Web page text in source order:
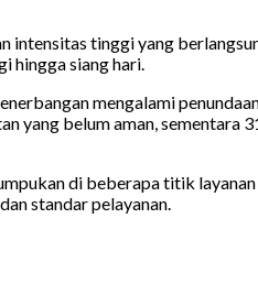
intensitas tinggi yang
hingga siang hari.
mengalami
yang belum aman,
di beberapa titik
standar pelayanan.